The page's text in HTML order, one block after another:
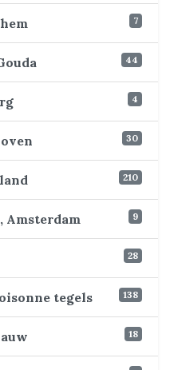
7
44
4
30
210
Amsterdam 9
28
tegels 138
18